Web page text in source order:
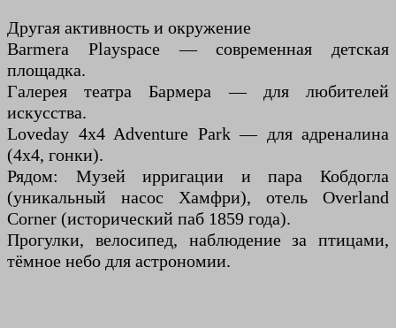
Другая активность и окружение
Barmera Playspace — современная детская
площадка.
Галерея театра Бармера — для любителей
искусства.
Loveday 4x4 Adventure Park — для адреналина
(4х4, гонки).
Рядом: Музей ирригации и пара Кобдогла
(уникальный насос Хамфри), отель Overland
Corner (исторический паб 1859 года).
Прогулки, велосипед, наблюдение за птицами,
тёмное небо для астрономии.